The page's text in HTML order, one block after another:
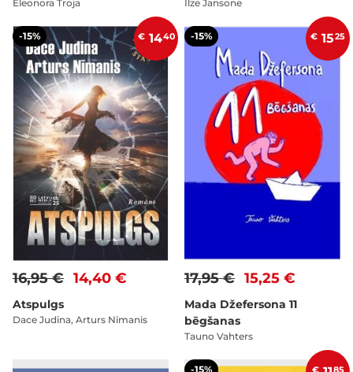
Eleonora Troja Ilze Jansone
-15% € 1440
14,40 €
16,95 €
Atspulgs
Dace Judina, Arturs Nīmanis
-15% € 1525
15,25 €
17,95 €
Mada Džefersona 11
bēgšanas
Tauno Vahters
-15%